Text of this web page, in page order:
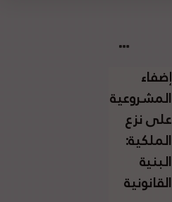
إضفاء
المشروعية
على نزع
الملكية:
البنية
القانونية